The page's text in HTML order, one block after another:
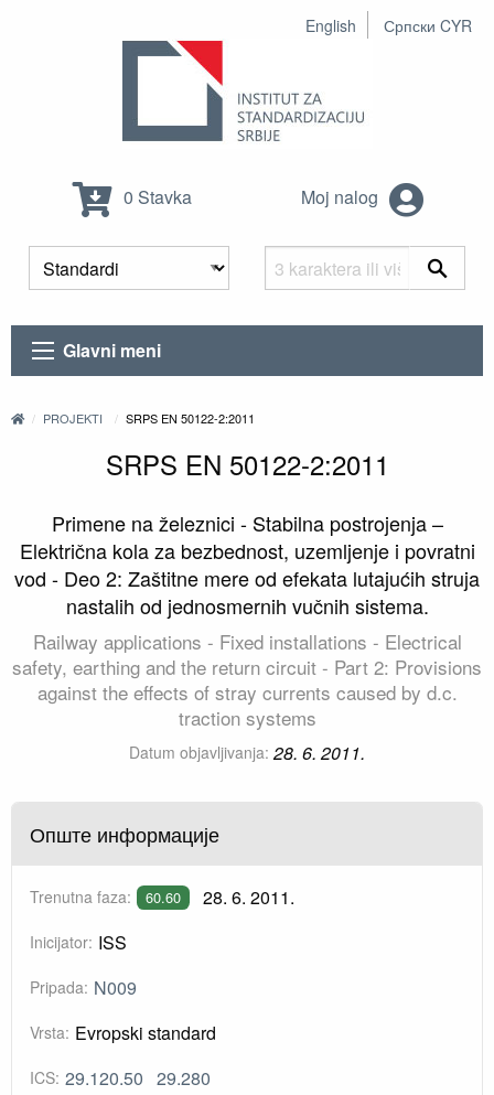
English Српски CYR
0 Stavka Moj nalog
Glavni meni
PROJEKTI SRPS EN 50122-2:2011
SRPS EN 50122-2:2011
Primene na železnici - Stabilna postrojenja –
Električna kola za bezbednost, uzemljenje i povratni
vod - Deo 2: Zaštitne mere od efekata lutajućih struja
nastalih od jednosmernih vučnih sistema.
Railway applications - Fixed installations - Electrical
safety, earthing and the return circuit - Part 2: Provisions
against the effects of stray currents caused by d.c.
traction systems
Datum objavljivanja: 28. 6. 2011.
Опште информације
Trenutna faza: 60.60 28. 6. 2011.
Inicijator: ISS
Pripada: N009
Vrsta: Evropski standard
ICS: 29.120.50 29.280